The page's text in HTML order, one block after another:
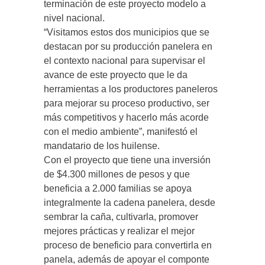
terminación de este proyecto modelo a
nivel nacional.
“Visitamos estos dos municipios que se
destacan por su producción panelera en
el contexto nacional para supervisar el
avance de este proyecto que le da
herramientas a los productores paneleros
para mejorar su proceso productivo, ser
más competitivos y hacerlo más acorde
con el medio ambiente”, manifestó el
mandatario de los huilense.
Con el proyecto que tiene una inversión
de $4.300 millones de pesos y que
beneficia a 2.000 familias se apoya
integralmente la cadena panelera, desde
sembrar la caña, cultivarla, promover
mejores prácticas y realizar el mejor
proceso de beneficio para convertirla en
panela, además de apoyar el componte